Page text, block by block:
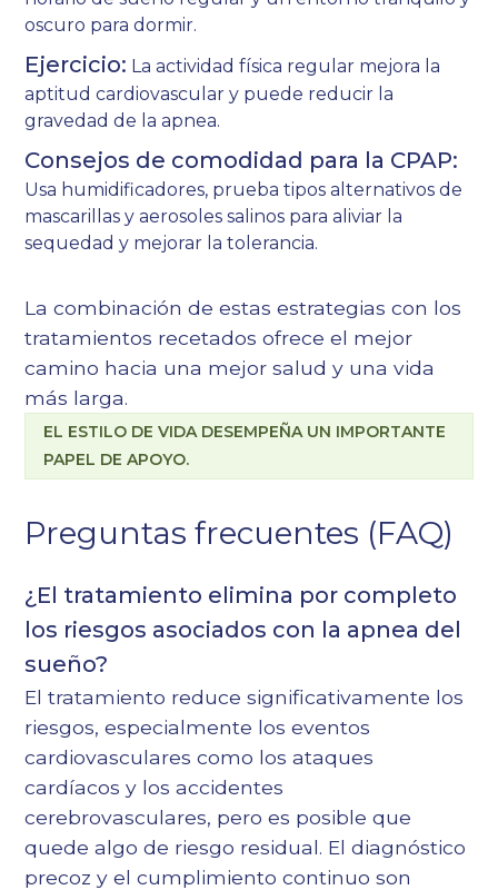
oscuro para dormir.
Ejercicio: La actividad física regular mejora la
aptitud cardiovascular y puede reducir la
gravedad de la apnea.
Consejos de comodidad para la CPAP:
Usa humidificadores, prueba tipos alternativos de
mascarillas y aerosoles salinos para aliviar la
sequedad y mejorar la tolerancia.
La combinación de estas estrategias con los
tratamientos recetados ofrece el mejor
camino hacia una mejor salud y una vida
más larga.
EL ESTILO DE VIDA DESEMPEÑA UN IMPORTANTE
PAPEL DE APOYO.
Preguntas frecuentes (FAQ)
¿El tratamiento elimina por completo
los riesgos asociados con la apnea del
sueño?
El tratamiento reduce significativamente los
riesgos, especialmente los eventos
cardiovasculares como los ataques
cardíacos y los accidentes
cerebrovasculares, pero es posible que
quede algo de riesgo residual. El diagnóstico
precoz y el cumplimiento continuo son